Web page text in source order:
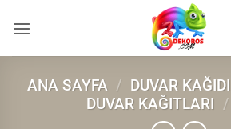
atla
ANA SAYFA / DUVAR KAĞIDI
DUVAR KAĞITLARI /